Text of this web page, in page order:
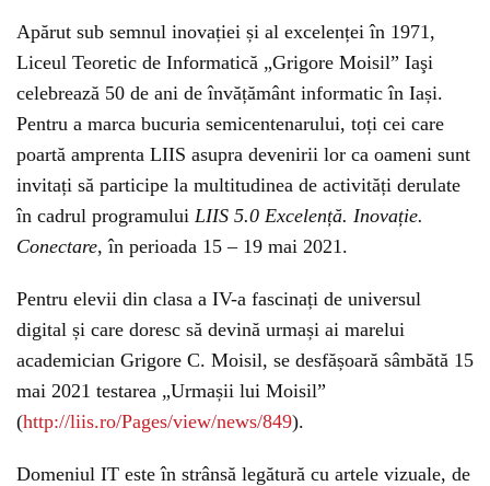
Apărut sub semnul inovației și al excelenței în 1971,
Liceul Teoretic de Informatică „Grigore Moisil” Iaşi
celebrează 50 de ani de învățământ informatic în Iași.
Pentru a marca bucuria semicentenarului, toți cei care
poartă amprenta LIIS asupra devenirii lor ca oameni sunt
invitați să participe la multitudinea de activități derulate
în cadrul programului LIIS 5.0 Excelență. Inovație.
Conectare, în perioada 15 – 19 mai 2021.
Pentru elevii din clasa a IV-a fascinați de universul
digital și care doresc să devină urmași ai marelui
academician Grigore C. Moisil, se desfășoară sâmbătă 15
mai 2021 testarea „Urmașii lui Moisil”
(http://liis.ro/Pages/view/news/849).
Domeniul IT este în strânsă legătură cu artele vizuale, de